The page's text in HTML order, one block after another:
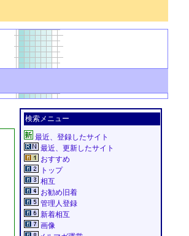
検索メニュー
最近、登録したサイト
最近、更新したサイト
おすすめ
トップ
相互
お勧め旧着
管理人登録
新着相互
画像